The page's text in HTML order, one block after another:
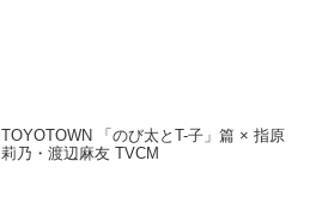
TOYOTOWN 「のび太とT-子」篇 × 指原
莉乃・渡辺麻友 TVCM